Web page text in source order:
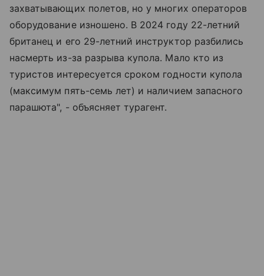
захватывающих полетов, но у многих операторов
оборудование изношено. В 2024 году 22-летний
британец и его 29-летний инструктор разбились
насмерть из-за разрыва купола. Мало кто из
туристов интересуется сроком годности купола
(максимум пять-семь лет) и наличием запасного
парашюта", - объясняет турагент.